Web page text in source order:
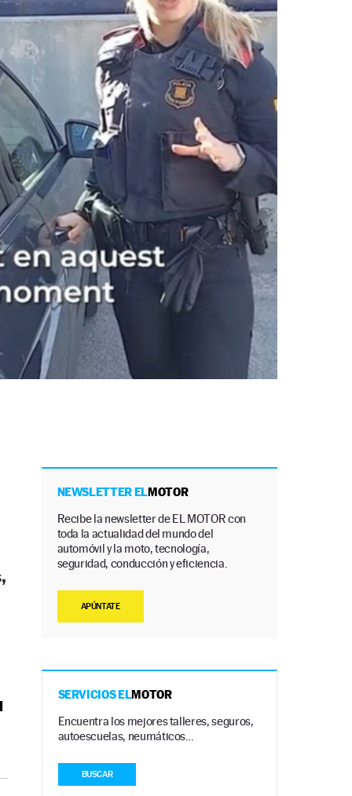
NEWSLETTER ELMOTOR
Recibe la newsletter de EL MOTOR con
toda la actualidad del mundo del
automóvil y la moto, tecnología,
seguridad, conducción y eficiencia.
APÚNTATE
SERVICIOS ELMOTOR
Encuentra los mejores talleres, seguros,
autoescuelas, neumáticos…
BUSCAR